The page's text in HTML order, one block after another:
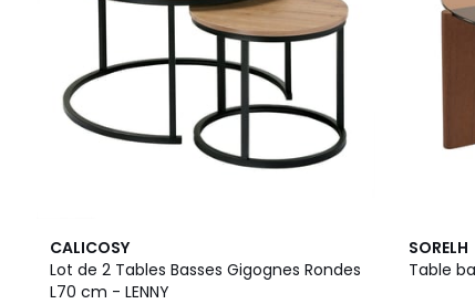
CALICOSY
Lot de 2 Tables Basses Gigognes Rondes
L70 cm - LENNY
4,4
/ 5
4
Couleurs
SORELH
Table
2
Couleurs